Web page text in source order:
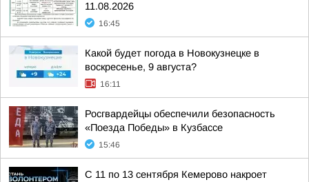
11.08.2026
16:45
Какой будет погода в Новокузнецке в
воскресенье, 9 августа?
16:11
Росгвардейцы обеспечили безопасность
«Поезда Победы» в Кузбассе
15:46
С 11 по 13 сентября Кемерово накроет